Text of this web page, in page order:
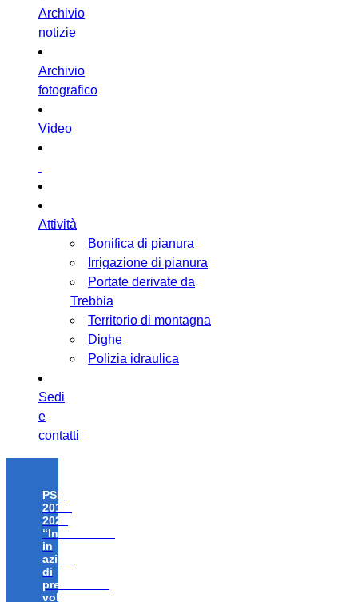
Archivio
notizie
Archivio
fotografico
Video
Attività
Bonifica di pianura
Irrigazione di pianura
Portate derivate da
Trebbia
Territorio di montagna
Dighe
Polizia idraulica
Sedi
e
contatti
PSR
2014-
2020
“Investimenti
in
azioni
di
prevenzione
volte